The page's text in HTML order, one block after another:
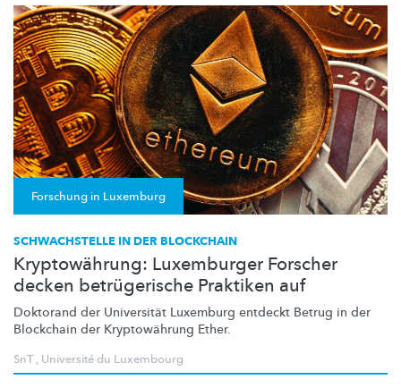
Forschung in Luxemburg
SCHWACHSTELLE IN DER BLOCKCHAIN
Kryptowährung: Luxemburger Forscher
decken betrügerische Praktiken auf
Doktorand der Universität Luxemburg entdeckt Betrug in der
Blockchain der Kryptowährung Ether.
SnT, Université du Luxembourg